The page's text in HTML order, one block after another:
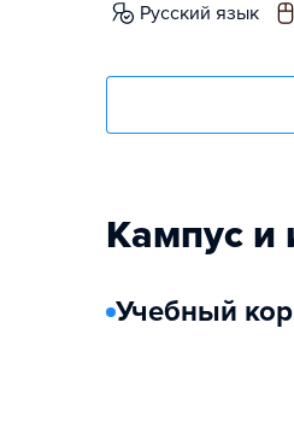
русский язык
Кампус и
Учебный